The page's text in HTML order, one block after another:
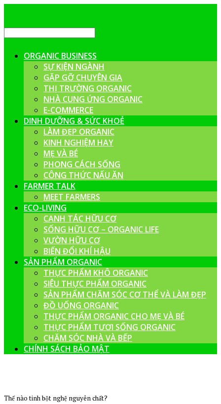
ORGANIC BUSINESS
SỰ KIỆN NGÀNH
GẶP GỠ CHUYÊN GIA
THỊ TRƯỜNG ORGANIC
NHÀ CUNG ỨNG ORGANIC
E-COMMERCE
DINH DƯỠNG & SỨC KHOẺ
LÀM ĐẸP ORGANIC
KINH NGHIỆM HAY
MẸ VÀ BÉ
PHONG CÁCH SỐNG
CÔNG THỨC NẤU ĂN
FARMER TALK
MEET FARMERS
ECO-LIVING
CANH TÁC HỮU CƠ
SỐNG HỮU CƠ – ORGANIC LIFE
VƯỜN HỮU CƠ
BIẾN ĐỔI KHÍ HẬU
SẢN PHẨM ORGANIC
THỰC PHẨM KHÔ ORGANIC
SIÊU THỰC PHẨM ORGANIC
SẢN PHẨM CHĂM SÓC CƠ THỂ VÀ LÀM ĐẸP
ĐỒ UỐNG ORGANIC
THỰC PHẨM ORGANIC CHO MẸ VÀ BÉ
THỰC PHẨM TƯƠI SỐNG ORGANIC
CHĂM SÓC NHÀ VÀ BẾP
CHÍNH SÁCH BẢO MẬT
Thế nào tinh bột nghệ nguyên chất?